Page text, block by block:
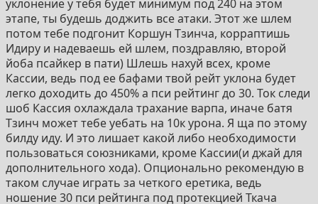
уклонение у тебя будет минимум под 240 на этом
этапе, ты будешь доджить все атаки. Этот же шлем
потом тебе подгонит Коршун Тзинча, корраптишь
Идиру и надеваешь ей шлем, поздравляю, второй
йоба псайкер в пати) Шлешь нахуй всех, кроме
Кассии, ведь под ее бафами твой рейт уклона будет
легко доходить до 450% а пси рейтинг до 30. Ток следи
шоб Кассия охлаждала трахание варпа, иначе батя
Тзинч может тебе уебать на 10к урона. Я ща по этому
билду иду. И это лишает какой либо необходимости
пользоваться союзниками, кроме Кассии(и джай для
дополнительного хода). Опционально рекомендую в
таком случае играть за четкого еретика, ведь
ношение 30 пси рейтинга под протекцией Ткача